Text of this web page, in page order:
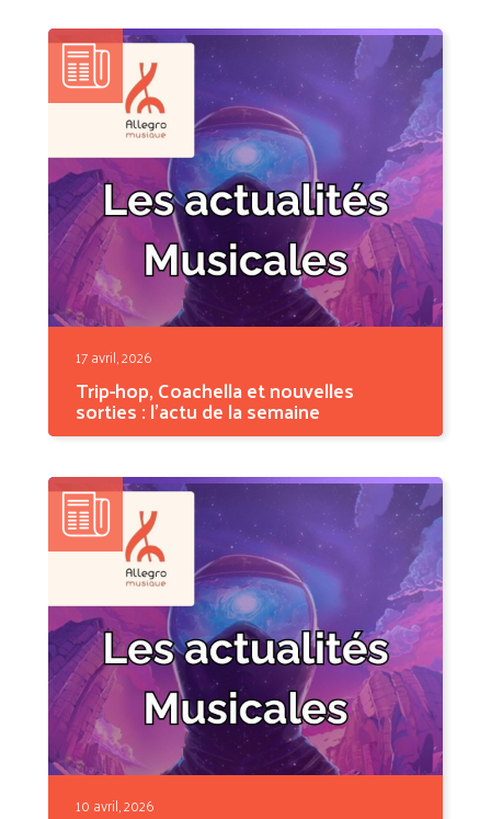
17 avril, 2026
Trip-hop, Coachella et nouvelles
sorties : l'actu de la semaine
Cette semaine, la musique a frappé fort. D'un
10 avril, 2026